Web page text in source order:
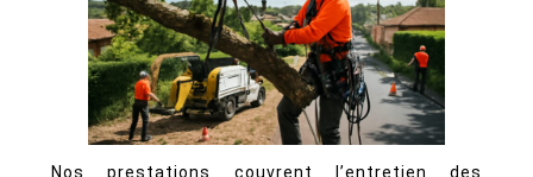
Nos prestations couvrent l’entretien des